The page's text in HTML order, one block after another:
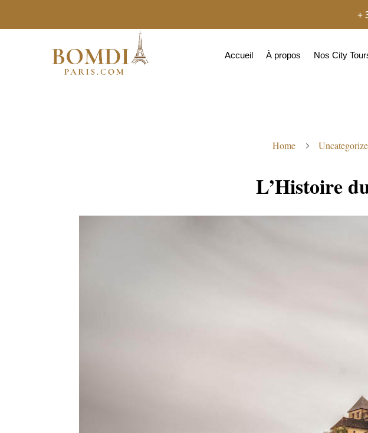
+
Accueil À propos Nos City
Home 5
L’Histoire